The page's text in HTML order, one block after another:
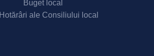
Buget local
Hotărâri ale Consiliului local